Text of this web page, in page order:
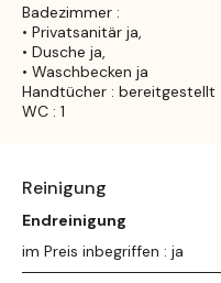
Badezimmer :
• Privatsanitär ja,
• Dusche ja,
• Waschbecken ja
Handtücher : bereitgestellt
WC : 1
Reinigung
Endreinigung
im Preis inbegriffen : ja